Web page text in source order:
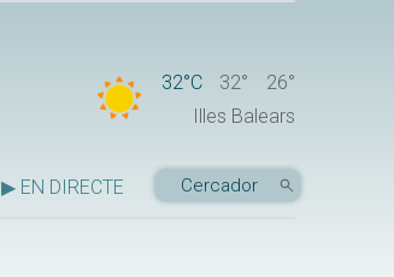
32°C 32°
26°
Illes Balears
▶ EN DIRECTE